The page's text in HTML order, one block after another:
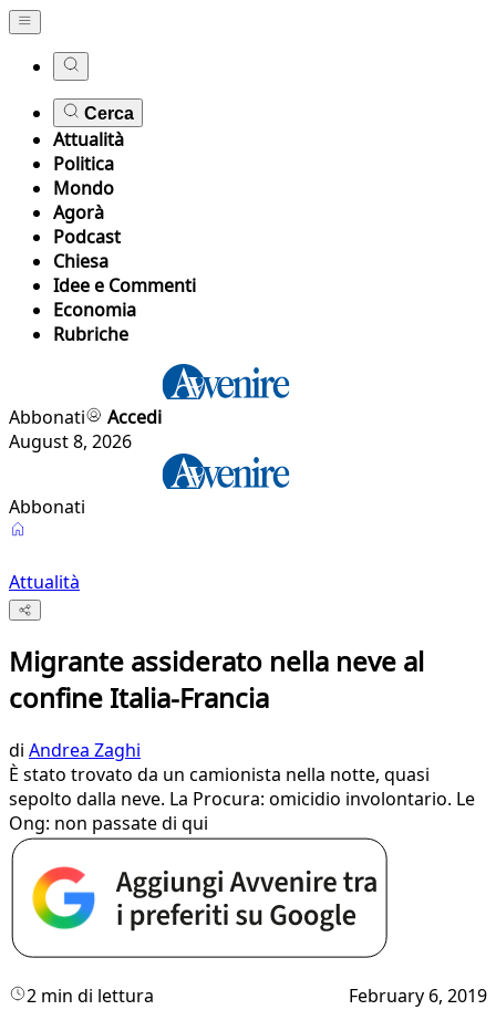
Cerca
Attualità
Politica
Mondo
Agorà
Podcast
Chiesa
Idee e Commenti
Economia
Rubriche
Abbonati
Accedi
August 8, 2026
Abbonati
Attualità
Migrante assiderato nella neve al
confine Italia-Francia
di Andrea Zaghi
È stato trovato da un camionista nella notte, quasi
sepolto dalla neve. La Procura: omicidio involontario. Le
Ong: non passate di qui
2 min di lettura February 6, 2019